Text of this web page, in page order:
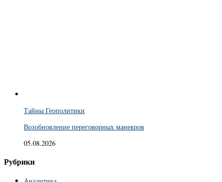
Тайны Геополитики
Возобновление переговорных маневров
05.08.2026
Рубрики